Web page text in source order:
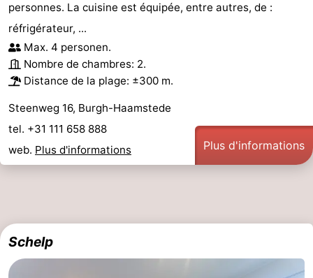
vue
Croisières
-
Terrains
de
jeux
-
Aires
de
-
Bowling
-
golf
être
villes
Visites
guidées
Sports
personnes. La cuisine est équipée, entre autres, de :
réfrigérateur, ...
Max. 4 personen.
Nombre de chambres: 2.
Distance de la plage: ±300 m.
Steenweg 16, Burgh-Haamstede
tel. +31 111 658 888
web. Plus d'informations Plus d'informations
Schelp